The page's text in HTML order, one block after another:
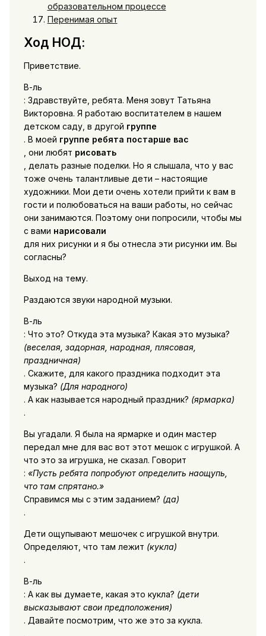
образовательном процессе
Перенимая опыт
Ход НОД:
Приветствие.
В-ль
: Здравствуйте, ребята. Меня зовут Татьяна
Викторовна. Я работаю воспитателем в нашем
детском саду, в другой группе
. В моей группе ребята постарше вас
, они любят рисовать
, делать разные поделки. Но я слышала, что у вас
тоже очень талантливые дети – настоящие
художники. Мои дети очень хотели прийти к вам в
гости и полюбоваться на ваши работы, но сейчас
они занимаются. Поэтому они попросили, чтобы мы
с вами нарисовали
для них рисунки и я бы отнесла эти рисунки им. Вы
согласны?
Выход на тему.
Раздаются звуки народной музыки.
В-ль
: Что это? Откуда эта музыка? Какая это музыка?
(веселая, задорная, народная, плясовая,
праздничная)
. Скажите, для какого праздника подходит эта
музыка? (Для народного)
. А как называется народный праздник? (ярмарка)
.
Вы угадали. Я была на ярмарке и один мастер
передал мне для вас вот этот мешок с игрушкой. А
что это за игрушка, не сказал. Говорит
: «Пусть ребята попробуют определить наощупь,
что там спрятано.»
Справимся мы с этим заданием? (да)
.
Дети ощупывают мешочек с игрушкой внутри.
Определяют, что там лежит (кукла)
.
В-ль
: А как вы думаете, какая это кукла? (дети
высказывают свои предположения)
. Давайте посмотрим, что же это за кукла.